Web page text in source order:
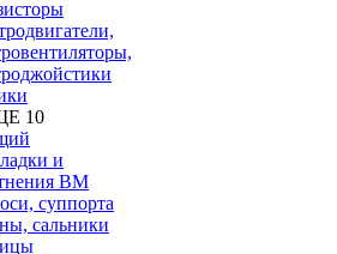
10
и
ВМ
суппорта
сальники